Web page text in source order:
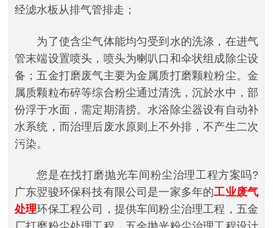
经滤水板从排气管排走；
为了使含尘气体能均匀受到水的洗涤，在进气
管末端设置喷头，喷头为喇叭口和伞状组成除尘设
备；五金打磨废气主要为金属质打磨颗粒粉尘。金
属质颗粒布碎等综合粉尘通过清洗，沉於水中，部
份浮于水面，需定期清捞。水浴除尘器设有自动补
水系统，而治理后废水原则上不外排，不产生二次
污染。
您是在找打磨抛光车间粉尘治理工程方案吗?
广东翌骏环保科技有限公司是一家多年的工业废气
处理环保工程公司，提供车间粉尘治理工程，五金